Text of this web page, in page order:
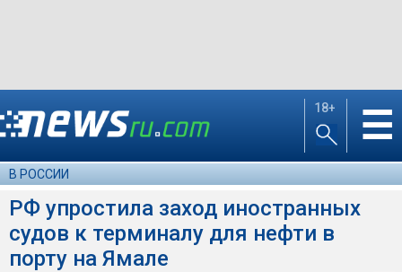
18+ ☰
В РОССИИ
РФ упростила заход иностранных
судов к терминалу для нефти в
порту на Ямале